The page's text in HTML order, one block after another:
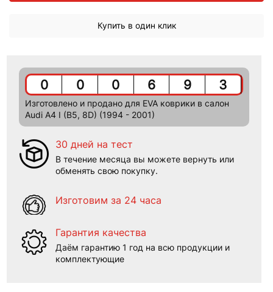
Купить в один клик
0 0 0 6 9 3
Изготовлено и продано для EVA коврики в салон
Audi A4 I (B5, 8D) (1994 - 2001)
30 дней на тест
В течение месяца вы можете вернуть или
обменять свою покупку.
Изготовим за 24 часа
Гарантия качества
Даём гарантию 1 год на всю продукции и
комплектующие